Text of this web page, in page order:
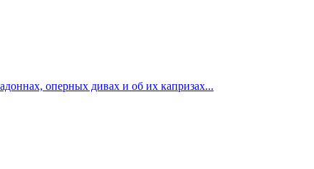
оперных дивах и об их капризах...